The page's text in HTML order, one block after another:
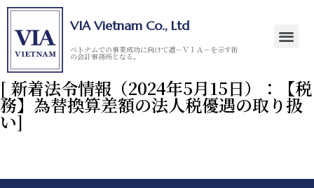
VIA Vietnam Co., Ltd
ベトナムでの事業成功に向けて道－ＶＩＡ－を示す街
の会計事務所となる。
[ 新着法令情報（2024年5月15日）：【税
務】為替換算差額の法人税優遇の取り扱
い]